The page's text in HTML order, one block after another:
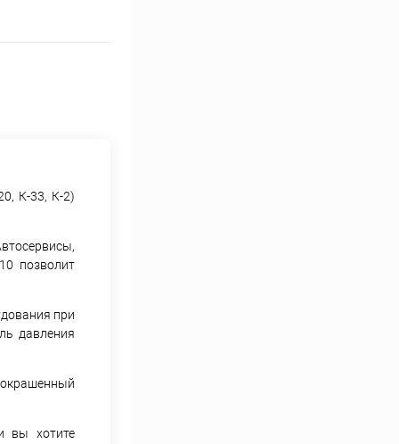
К-33, К-2)
позволит
при
давления
вы хотите